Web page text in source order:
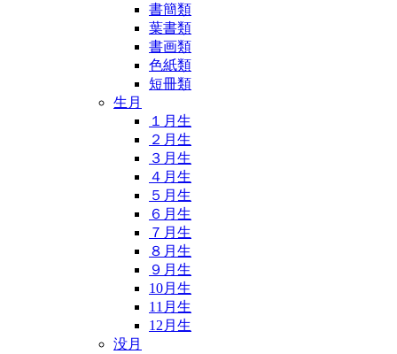
書簡類
葉書類
書画類
色紙類
短冊類
生月
１月生
２月生
３月生
４月生
５月生
６月生
７月生
８月生
９月生
10月生
11月生
12月生
没月